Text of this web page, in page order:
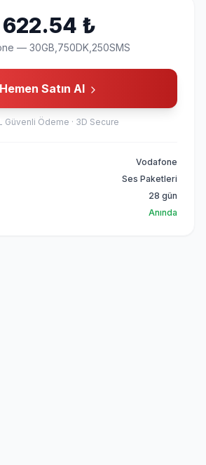
622.54 ₺
— 30GB,750DK,250SMS
Hemen Satın Al
Güvenli Ödeme · 3D Secure
Vodafone
Ses Paketleri
28 gün
Anında